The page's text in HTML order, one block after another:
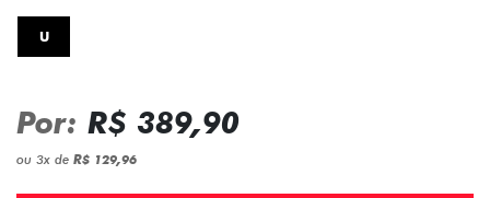
U
Por: R$ 389,90
ou 3x de R$ 129,96